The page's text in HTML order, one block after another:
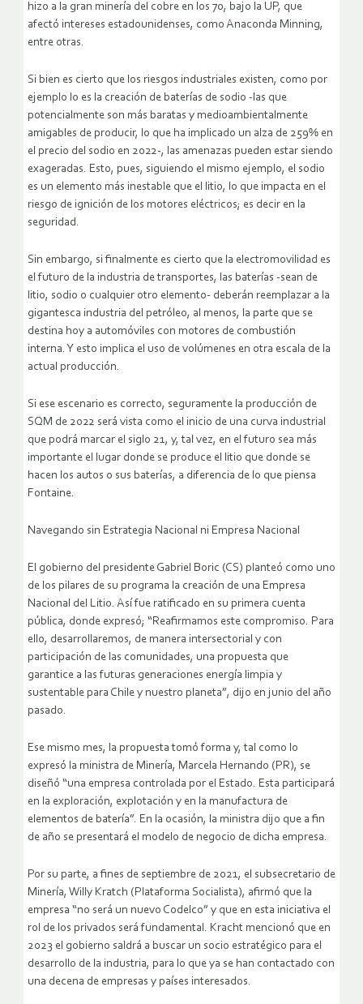
hizo a la gran minería del cobre en los 70, bajo la UP, que
afectó intereses estadounidenses, como Anaconda Minning,
entre otras.
Si bien es cierto que los riesgos industriales existen, como por
ejemplo lo es la creación de baterías de sodio -las que
potencialmente son más baratas y medioambientalmente
amigables de producir, lo que ha implicado un alza de 259% en
el precio del sodio en 2022-, las amenazas pueden estar siendo
exageradas. Esto, pues, siguiendo el mismo ejemplo, el sodio
es un elemento más inestable que el litio, lo que impacta en el
riesgo de ignición de los motores eléctricos; es decir en la
seguridad.
Sin embargo, si finalmente es cierto que la electromovilidad es
el futuro de la industria de transportes, las baterías -sean de
litio, sodio o cualquier otro elemento- deberán reemplazar a la
gigantesca industria del petróleo, al menos, la parte que se
destina hoy a automóviles con motores de combustión
interna. Y esto implica el uso de volúmenes en otra escala de la
actual producción.
Si ese escenario es correcto, seguramente la producción de
SQM de 2022 será vista como el inicio de una curva industrial
que podrá marcar el siglo 21, y, tal vez, en el futuro sea más
importante el lugar donde se produce el litio que donde se
hacen los autos o sus baterías, a diferencia de lo que piensa
Fontaine.
Navegando sin Estrategia Nacional ni Empresa Nacional
El gobierno del presidente Gabriel Boric (CS) planteó como uno
de los pilares de su programa la creación de una Empresa
Nacional del Litio. Así fue ratificado en su primera cuenta
pública, donde expresó; “Reafirmamos este compromiso. Para
ello, desarrollaremos, de manera intersectorial y con
participación de las comunidades, una propuesta que
garantice a las futuras generaciones energía limpia y
sustentable para Chile y nuestro planeta”, dijo en junio del año
pasado.
Ese mismo mes, la propuesta tomó forma y, tal como lo
expresó la ministra de Minería, Marcela Hernando (PR), se
diseñó “una empresa controlada por el Estado. Esta participará
en la exploración, explotación y en la manufactura de
elementos de batería”. En la ocasión, la ministra dijo que a fin
de año se presentará el modelo de negocio de dicha empresa.
Por su parte, a fines de septiembre de 2021, el subsecretario de
Minería, Willy Kratch (Plataforma Socialista), afirmó que la
empresa “no será un nuevo Codelco” y que en esta iniciativa el
rol de los privados será fundamental. Kracht mencionó que en
2023 el gobierno saldrá a buscar un socio estratégico para el
desarrollo de la industria, para lo que ya se han contactado con
una decena de empresas y países interesados.